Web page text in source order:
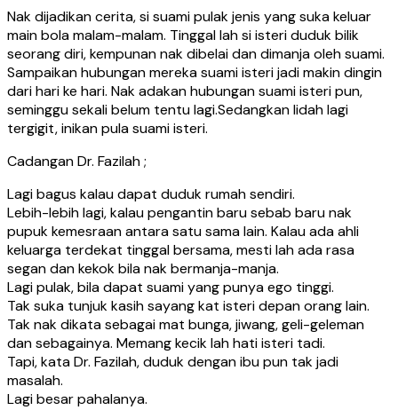
Nak dijadikan cerita, si suami pulak jenis yang suka keluar
main bola malam-malam. Tinggal lah si isteri duduk bilik
seorang diri, kempunan nak dibelai dan dimanja oleh suami.
Sampaikan hubungan mereka suami isteri jadi makin dingin
dari hari ke hari. Nak adakan hubungan suami isteri pun,
seminggu sekali belum tentu lagi.Sedangkan lidah lagi
tergigit, inikan pula suami isteri.
Cadangan Dr. Fazilah ;
Lagi bagus kalau dapat duduk rumah sendiri.
Lebih-lebih lagi, kalau pengantin baru sebab baru nak
pupuk kemesraan antara satu sama lain. Kalau ada ahli
keluarga terdekat tinggal bersama, mesti lah ada rasa
segan dan kekok bila nak bermanja-manja.
Lagi pulak, bila dapat suami yang punya ego tinggi.
Tak suka tunjuk kasih sayang kat isteri depan orang lain.
Tak nak dikata sebagai mat bunga, jiwang, geli-geleman
dan sebagainya. Memang kecik lah hati isteri tadi.
Tapi, kata Dr. Fazilah, duduk dengan ibu pun tak jadi
masalah.
Lagi besar pahalanya.